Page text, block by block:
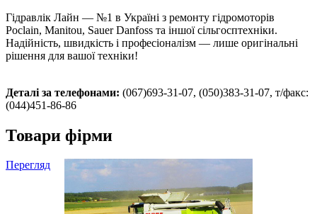
Гідравлік Лайн — №1 в Україні з ремонту гідромоторів
Poclain, Manitou, Sauer Danfoss та іншої сільгосптехніки.
Надійність, швидкість і професіоналізм — лише оригінальні
рішення для вашої техніки!
Деталі за телефонами: (067)693-31-07, (050)383-31-07, т/факс:
(044)451-86-86
Товари фірми
Перегляд